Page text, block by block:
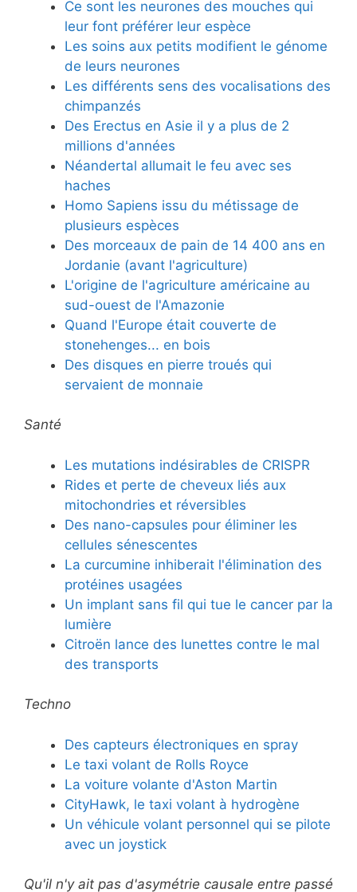
Ce sont les neurones des mouches qui
leur font préférer leur espèce
Les soins aux petits modifient le génome
de leurs neurones
Les différents sens des vocalisations des
chimpanzés
Des Erectus en Asie il y a plus de 2
millions d'années
Néandertal allumait le feu avec ses
haches
Homo Sapiens issu du métissage de
plusieurs espèces
Des morceaux de pain de 14 400 ans en
Jordanie (avant l'agriculture)
L'origine de l'agriculture américaine au
sud-ouest de l'Amazonie
Quand l'Europe était couverte de
stonehenges... en bois
Des disques en pierre troués qui
servaient de monnaie
Santé
Les mutations indésirables de CRISPR
Rides et perte de cheveux liés aux
mitochondries et réversibles
Des nano-capsules pour éliminer les
cellules sénescentes
La curcumine inhiberait l'élimination des
protéines usagées
Un implant sans fil qui tue le cancer par la
lumière
Citroën lance des lunettes contre le mal
des transports
Techno
Des capteurs électroniques en spray
Le taxi volant de Rolls Royce
La voiture volante d'Aston Martin
CityHawk, le taxi volant à hydrogène
Un véhicule volant personnel qui se pilote
avec un joystick
Qu'il n'y ait pas d'asymétrie causale entre passé